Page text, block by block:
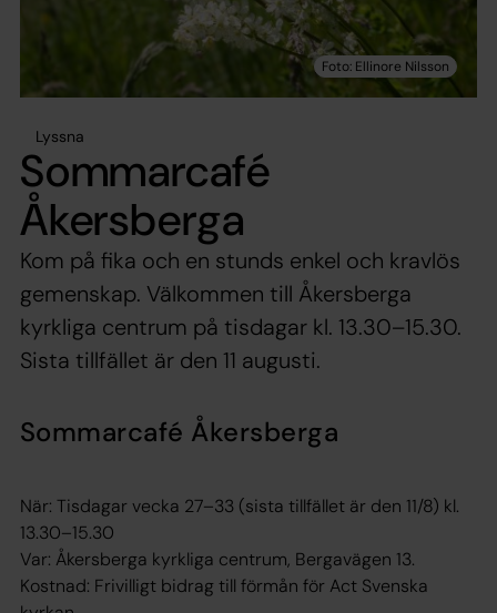
Lyssna
Sommarcafé
Åkersberga
Kom på fika och en stunds enkel och kravlös
gemenskap. Välkommen till Åkersberga
kyrkliga centrum på tisdagar kl. 13.30–15.30.
Sista tillfället är den 11 augusti.
Sommarcafé Åkersberga
När: Tisdagar vecka 27–33 (sista tillfället är den 11/8) kl.
13.30–15.30
Var: Åkersberga kyrkliga centrum, Bergavägen 13.
Kostnad: Frivilligt bidrag till förmån för Act Svenska